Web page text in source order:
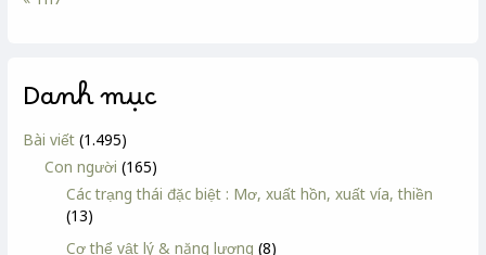
Danh mục
Bài viết (1.495)
Con người (165)
Các trạng thái đặc biệt : Mơ, xuất hồn, xuất vía, thiền
(13)
Cơ thể vật lý & năng lượng (8)